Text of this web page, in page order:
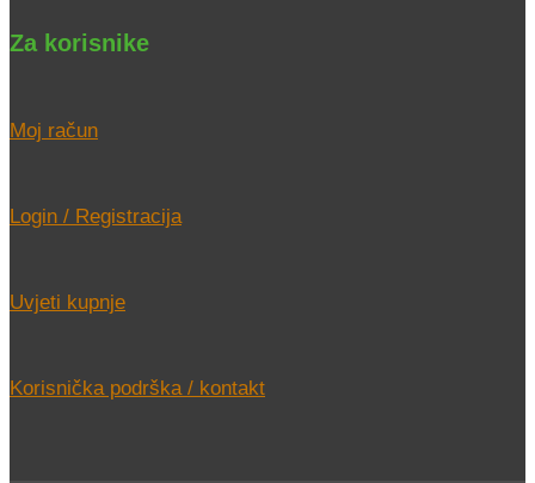
Za korisnike
Moj račun
Login / Registracija
Uvjeti kupnje
Korisnička podrška / kontakt